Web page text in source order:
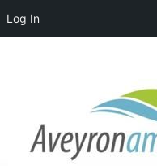
Log In